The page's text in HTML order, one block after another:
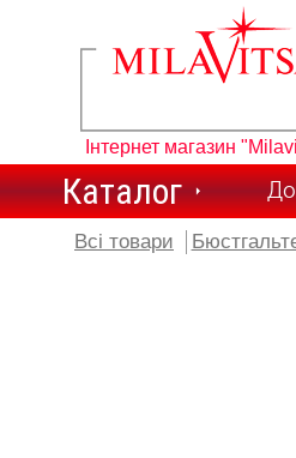
Інтернет магазин
Каталог
Всі товари